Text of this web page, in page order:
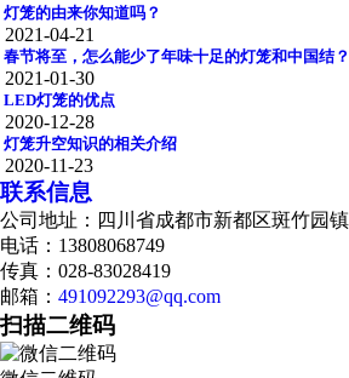
灯笼的由来你知道吗？
2021-04-21
春节将至，怎么能少了年味十足的灯笼和中国结？
2021-01-30
LED灯笼的优点
2020-12-28
灯笼升空知识的相关介绍
2020-11-23
联系信息
公司地址：四川省成都市新都区斑竹园
电话：13808068749
传真：028-83028419
邮箱： 491092293@qq.com
扫描二维码